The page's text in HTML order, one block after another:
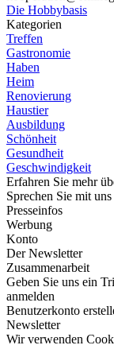
Die Hobbybasis
Kategorien
Treffen
Gastronomie
Haben
Heim
Renovierung
Haustier
Ausbildung
Schönheit
Gesundheit
Geschwindigkeit
Erfahren Sie mehr
Sprechen Sie mit uns
Presseinfos
Werbung
Konto
Der Newsletter
Zusammenarbeit
Geben Sie uns ein
anmelden
Benutzerkonto
Newsletter
Wir verwenden